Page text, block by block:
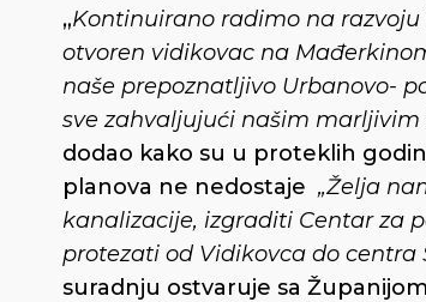
„Kontinuirano radimo na
otvoren vidikovac na
naše prepoznatljivo Urbanovo-
sve zahvaljujući našim
dodao kako su u proteklih
planova ne nedostaje „Želja
kanalizacije, izgraditi Centar za
protezati od Vidikovca do centra
suradnju ostvaruje sa